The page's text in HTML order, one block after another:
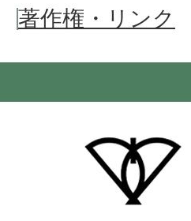
著作権・リンク